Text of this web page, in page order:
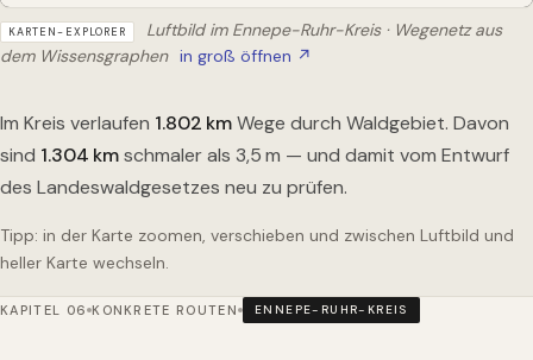
KARTEN-EXPLORER
Luftbild im Ennepe-Ruhr-Kreis · Wegenetz aus
dem Wissensgraphen in groß öffnen ↗
Im Kreis verlaufen 1.802 kmWege durch Waldgebiet. Davon
sind 1.304 kmschmaler als 3,5 m — und damit vom Entwurf
des Landeswaldgesetzes neu zu prüfen.
Tipp: in der Karte zoomen, verschieben und zwischen Luftbild und
heller Karte wechseln.
KAPITEL 06 KONKRETE ROUTEN ENNEPE-RUHR-KREIS